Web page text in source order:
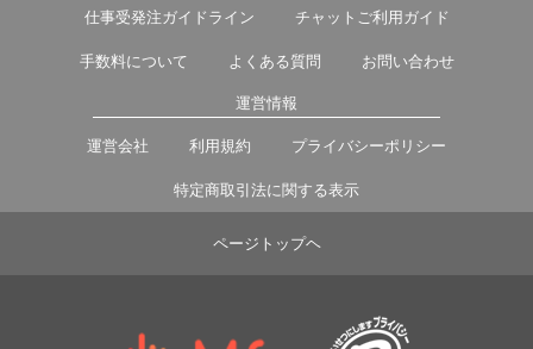
仕事受発注ガイドライン チャットご利用ガイド
手数料について よくある質問 お問い合わせ
運営情報
運営会社 利用規約 プライバシーポリシー
特定商取引法に関する表示
ページトップヘ